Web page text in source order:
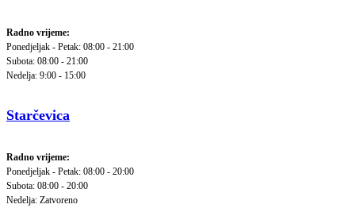
Radno vrijeme:
Ponedjeljak - Petak: 08:00 - 21:00
Subota: 08:00 - 21:00
Nedelja: 9:00 - 15:00
Starčevica
Radno vrijeme:
Ponedjeljak - Petak: 08:00 - 20:00
Subota: 08:00 - 20:00
Nedelja: Zatvoreno